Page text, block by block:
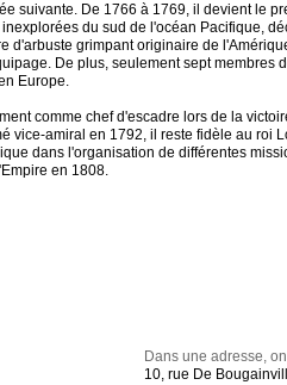
suivante. De 1766 à 1769, il devient le
du sud de l'océan Pacifique,
d'arbuste grimpant originaire de
De plus, seulement sept
Europe.
comme chef d'escadre lors de la
amiral en 1792, il reste fidèle au roi
dans l'organisation de différentes
en 1808.
Dans une adresse,
10, rue De